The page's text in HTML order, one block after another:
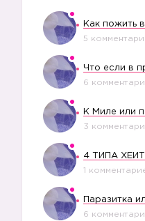
5
6
К Миле или
3
4 ТИПА
1
6